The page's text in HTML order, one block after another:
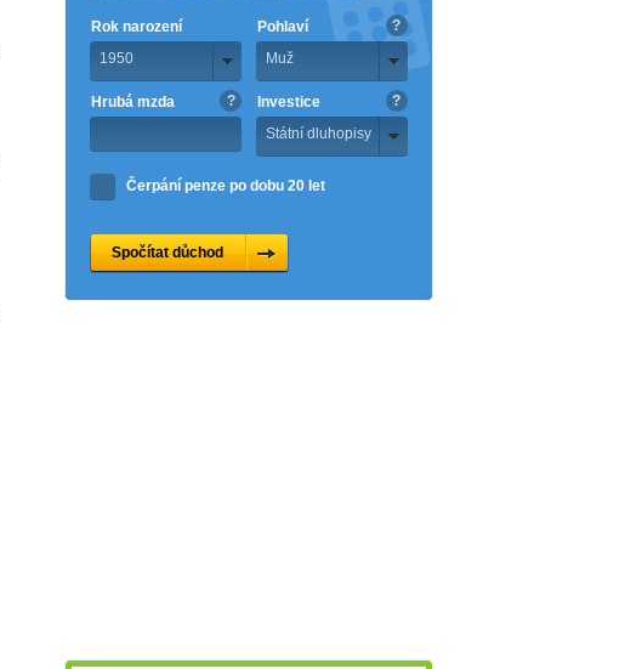
Rok narození
1950
Pohlaví
Muž
?
Hrubá mzda ?
Investice
Státní dluhopisy
?
Čerpání penze po dobu 20 let